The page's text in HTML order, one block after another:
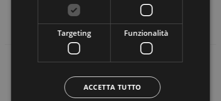
DOLOMITI AMPEZZANE
Targeting Funzionalità
ACCETTA TUTTO